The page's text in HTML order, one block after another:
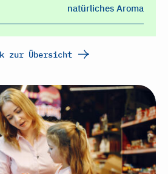
natürliches Aroma
zur Übersicht